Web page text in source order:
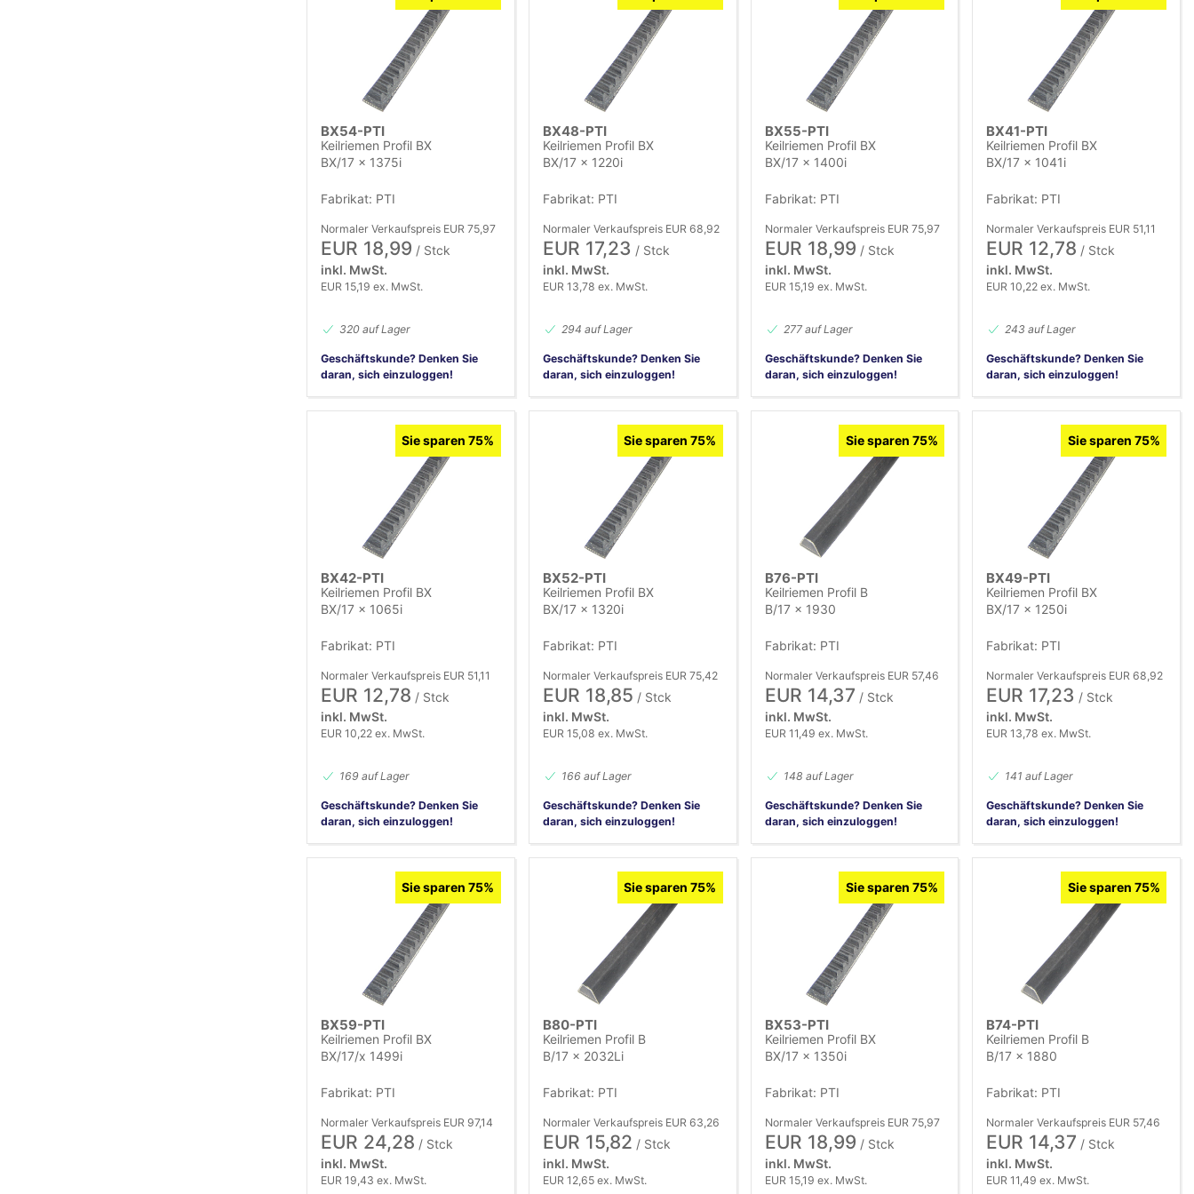
Name (Z-A)
BX54-PTI
Keilriemen Profil BX
BX/17 x 1375i
Fabrikat: PTI
Normaler Verkaufspreis EUR 75,97
EUR 18,99 / Stck
inkl. MwSt.
EUR 15,19 ex. MwSt.
320 auf Lager
Geschäftskunde? Denken Sie
daran, sich einzuloggen!
BX48-PTI
Keilriemen Profil BX
BX/17 x 1220i
Fabrikat: PTI
Normaler Verkaufspreis EUR 68,92
EUR 17,23 / Stck
inkl. MwSt.
EUR 13,78 ex. MwSt.
294 auf Lager
Geschäftskunde? Denken Sie
daran, sich einzuloggen!
BX55-PTI
Keilriemen Profil BX
BX/17 x 1400i
Fabrikat: PTI
Normaler Verkaufspreis EUR 75,97
EUR 18,99 / Stck
inkl. MwSt.
EUR 15,19 ex. MwSt.
277 auf Lager
Geschäftskunde? Denken Sie
daran, sich einzuloggen!
BX41-PTI
Keilriemen Profil BX
BX/17 x 1041i
Fabrikat: PTI
Normaler Verkaufspreis EUR 51,11
EUR 12,78 / Stck
inkl. MwSt.
EUR 10,22 ex. MwSt.
243 auf Lager
Geschäftskunde? Denken Sie
daran, sich einzuloggen!
Sie sparen 75%
BX42-PTI
Keilriemen Profil BX
BX/17 x 1065i
Fabrikat: PTI
Normaler Verkaufspreis EUR 51,11
EUR 12,78 / Stck
inkl. MwSt.
EUR 10,22 ex. MwSt.
169 auf Lager
Geschäftskunde? Denken Sie
daran, sich einzuloggen!
Sie sparen 75%
BX52-PTI
Keilriemen Profil BX
BX/17 x 1320i
Fabrikat: PTI
Normaler Verkaufspreis EUR 75,42
EUR 18,85 / Stck
inkl. MwSt.
EUR 15,08 ex. MwSt.
166 auf Lager
Geschäftskunde? Denken Sie
daran, sich einzuloggen!
Sie sparen 75%
B76-PTI
Keilriemen Profil B
B/17 x 1930
Fabrikat: PTI
Normaler Verkaufspreis EUR 57,46
EUR 14,37 / Stck
inkl. MwSt.
EUR 11,49 ex. MwSt.
148 auf Lager
Geschäftskunde? Denken Sie
daran, sich einzuloggen!
Sie sparen 75%
BX49-PTI
Keilriemen Profil BX
BX/17 x 1250i
Fabrikat: PTI
Normaler Verkaufspreis EUR 68,92
EUR 17,23 / Stck
inkl. MwSt.
EUR 13,78 ex. MwSt.
141 auf Lager
Geschäftskunde? Denken Sie
daran, sich einzuloggen!
Sie sparen 75%
BX59-PTI
Keilriemen Profil BX
BX/17/x 1499i
Fabrikat: PTI
Normaler Verkaufspreis EUR 97,14
EUR 24,28 / Stck
inkl. MwSt.
EUR 19,43 ex. MwSt.
Sie sparen 75%
B80-PTI
Keilriemen Profil B
B/17 x 2032Li
Fabrikat: PTI
Normaler Verkaufspreis EUR 63,26
EUR 15,82 / Stck
inkl. MwSt.
EUR 12,65 ex. MwSt.
Sie sparen 75%
BX53-PTI
Keilriemen Profil BX
BX/17 x 1350i
Fabrikat: PTI
Normaler Verkaufspreis EUR 75,97
EUR 18,99 / Stck
inkl. MwSt.
EUR 15,19 ex. MwSt.
Sie sparen 75%
B74-PTI
Keilriemen Profil B
B/17 x 1880
Fabrikat: PTI
Normaler Verkaufspreis EUR 57,46
EUR 14,37 / Stck
inkl. MwSt.
EUR 11,49 ex. MwSt.